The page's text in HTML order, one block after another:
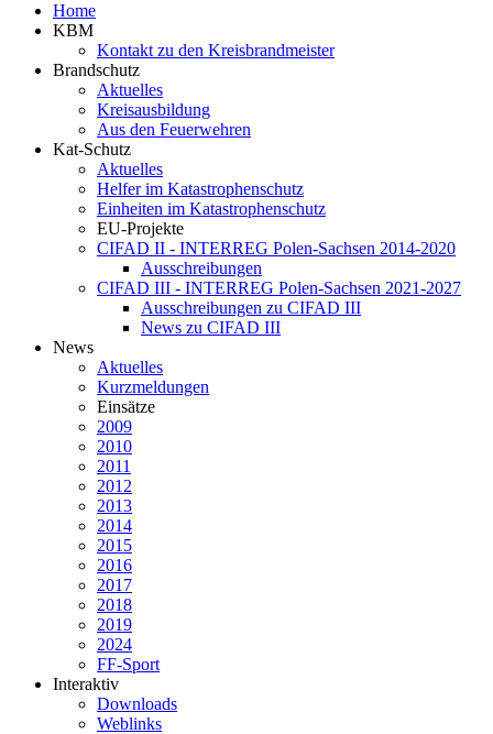
Home
KBM
Kontakt zu den Kreisbrandmeister
Brandschutz
Aktuelles
Kreisausbildung
Aus den Feuerwehren
Kat-Schutz
Aktuelles
Helfer im Katastrophenschutz
Einheiten im Katastrophenschutz
EU-Projekte
CIFAD II - INTERREG Polen-Sachsen 2014-2020
Ausschreibungen
CIFAD III - INTERREG Polen-Sachsen 2021-2027
Ausschreibungen zu CIFAD III
News zu CIFAD III
News
Aktuelles
Kurzmeldungen
Einsätze
2009
2010
2011
2012
2013
2014
2015
2016
2017
2018
2019
2024
FF-Sport
Interaktiv
Downloads
Weblinks